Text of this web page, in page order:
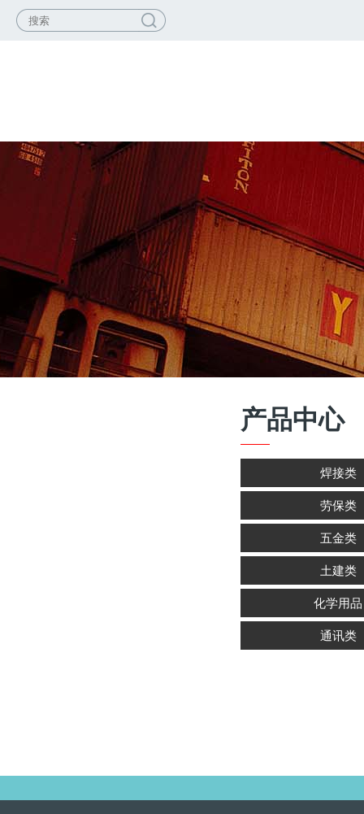
产品中心
焊接类
劳保类
五金类
土建类
化学用品
通讯类